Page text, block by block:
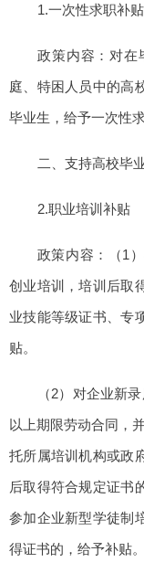
1.一次性求职补贴
政策内容：对在
庭、特困人员中的高
毕业生，给予一次性求
二、支持高校毕
2.职业培训补贴
政策内容：（1
创业培训，培训后取
业技能等级证书、专
贴。
（2）对企业新
以上期限劳动合同，
托所属培训机构或政
后取得符合规定证书
参加企业新型学徒制
得证书的，给予补贴。